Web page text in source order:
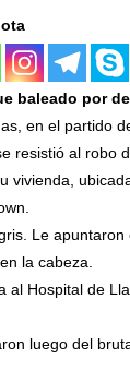
baleado por
en el partido
resistió al robo
vivienda,
Le
la cabeza.
al Hospital de
luego del